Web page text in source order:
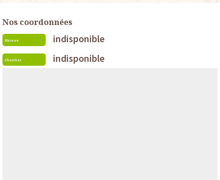
Nos coordonnées
Bureau indisponible
Chantier indisponible